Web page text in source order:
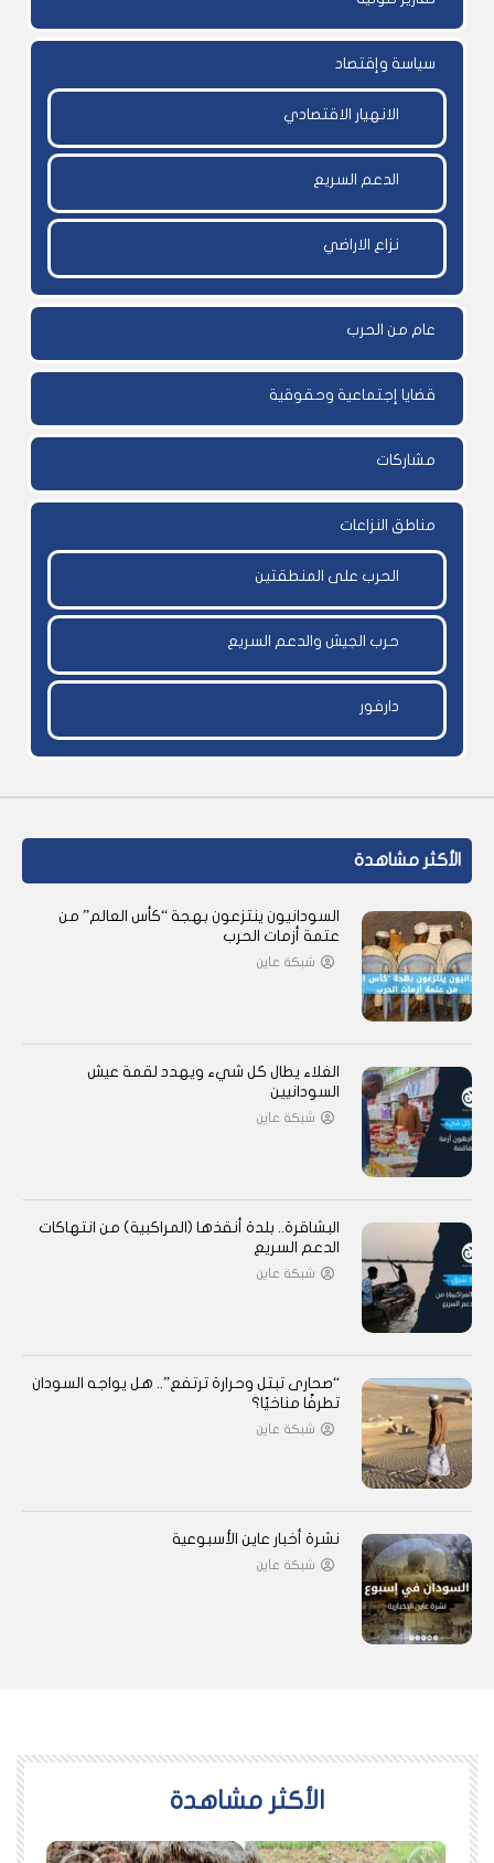
سياسة وإقتصاد
الانهيار الاقتصادي
الدعم السريع
نزاع الاراضي
عام من الحرب
قضايا إجتماعية وحقوقية
مشاركات
مناطق النزاعات
الحرب على المنطقتين
حرب الجيش والدعم السريع
دارفور
الأكثر مشاهدة
السودانيون ينتزعون بهجة “كأس العالم” من
عتمة أزمات الحرب
شبكة عاين
الغلاء يطال كل شيء ويهدد لقمة عيش
السودانيين
شبكة عاين
البشاقرة.. بلدة أنقذها (المراكبية) من انتهاكات
الدعم السريع
شبكة عاين
“صحارى تبتل وحرارة ترتفع”.. هل يواجه السودان
تطرفًا مناخيًا؟
شبكة عاين
نشرة أخبار عاين الأسبوعية
شبكة عاين
اﻷكثر مشاهدة